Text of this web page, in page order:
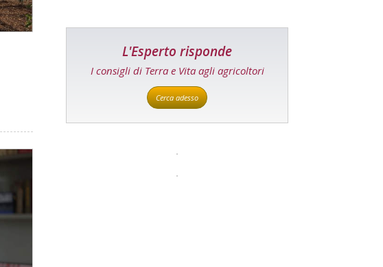
L'Esperto risponde
I consigli di Terra e Vita agli agricoltori
Cerca adesso